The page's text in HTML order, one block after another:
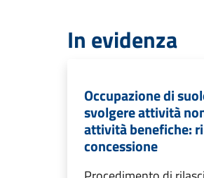
In evidenza
Occupazione di
svolgere attività
attività benefiche:
concessione